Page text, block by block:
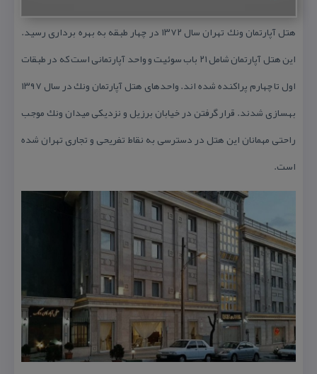
هتل آپارتمان ونك تهران سال ۱۳۷۲ در چهار طبقه به بهره برداری رسید.
این هتل آپارتمان شامل ۲۱ باب سوئیت و واحد آپارتمانی است كه در طبقات
اول تا چهارم پراكنده شده اند. واحدهای هتل آپارتمان ونك در سال ۱۳۹۷
بهسازی شدند. قرار گرفتن در خیابان برزیل و نزدیكی میدان ونك موجب
راحتی مهمانان این هتل در دسترسی به نقاط تفریحی و تجاری تهران شده
است.